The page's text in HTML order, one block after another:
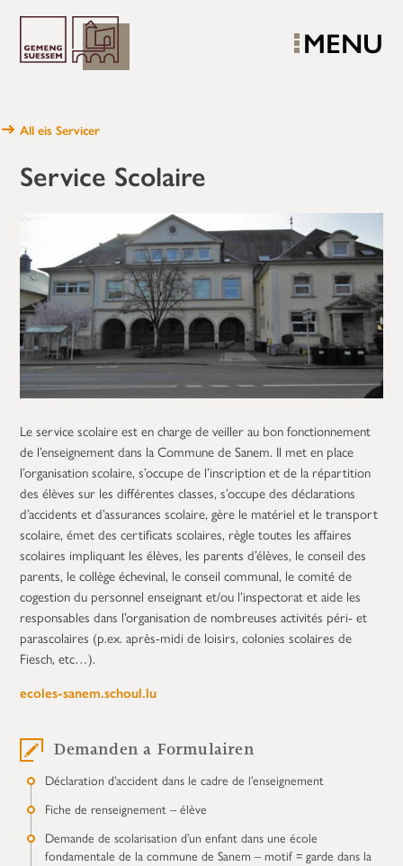
MENU
All eis Servicer
Service Scolaire
Le service scolaire est en charge de veiller au bon fonctionnement
de l’enseignement dans la Commune de Sanem. Il met en place
l’organisation scolaire, s’occupe de l’inscription et de la répartition
des élèves sur les différentes classes, s’occupe des déclarations
d’accidents et d’assurances scolaire, gère le matériel et le transport
scolaire, émet des certificats scolaires, règle toutes les affaires
scolaires impliquant les élèves, les parents d’élèves, le conseil des
parents, le collège échevinal, le conseil communal, le comité de
cogestion du personnel enseignant et/ou l’inspectorat et aide les
responsables dans l’organisation de nombreuses activités péri- et
parascolaires (p.ex. après-midi de loisirs, colonies scolaires de
Fiesch, etc…).
ecoles-sanem.schoul.lu
Demanden a Formulairen
Déclaration d’accident dans le cadre de l’enseignement
Fiche de renseignement – élève
Demande de scolarisation d’un enfant dans une école
fondamentale de la commune de Sanem – motif = garde dans la